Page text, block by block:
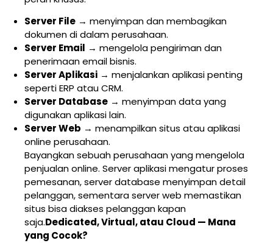
Server File → menyimpan dan membagikan
dokumen di dalam perusahaan.
Server Email → mengelola pengiriman dan
penerimaan email bisnis.
Server Aplikasi → menjalankan aplikasi penting
seperti ERP atau CRM.
Server Database → menyimpan data yang
digunakan aplikasi lain.
Server Web → menampilkan situs atau aplikasi
online perusahaan.
Bayangkan sebuah perusahaan yang mengelola
penjualan online. Server aplikasi mengatur proses
pemesanan, server database menyimpan detail
pelanggan, sementara server web memastikan
situs bisa diakses pelanggan kapan
saja.Dedicated, Virtual, atau Cloud — Mana
yang Cocok?